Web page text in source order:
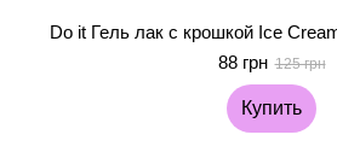
Do it Гель лак с крошкой Ice
88 грн 125 грн
Купить